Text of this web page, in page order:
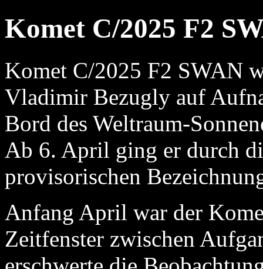
Komet C/2025 F2
Komet C/2025 F2 SWAN
Vladimir Bezugly auf
Bord des Weltraum-
Ab 6. April ging er durch
provisorischen
Anfang April war der
Zeitfenster zwischen